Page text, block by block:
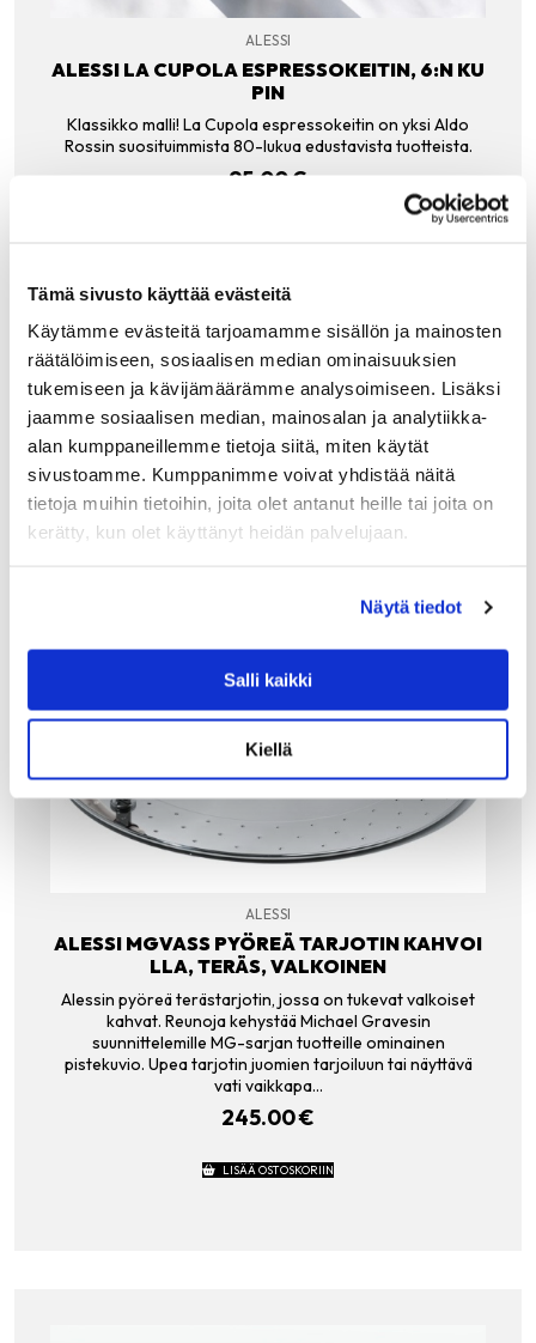
Tämä sivusto käyttää evästeitä
Käytämme evästeitä tarjoamamme sisällön ja mainosten
räätälöimiseen, sosiaalisen median ominaisuuksien
tukemiseen ja kävijämäärämme analysoimiseen. Lisäksi
jaamme sosiaalisen median, mainosalan ja analytiikka-
alan kumppaneillemme tietoja siitä, miten käytät
sivustoamme. Kumppanimme voivat yhdistää näitä
tietoja muihin tietoihin, joita olet antanut heille tai joita on
kerätty, kun olet käyttänyt heidän palvelujaan.
Näytä tiedot
Salli kaikki
Kiellä
ALESSI
ALESSI LA CUPOLA ESPRESSOKEITIN, 6:N KU
PIN
Klassikko malli! La Cupola espressokeitin on yksi Aldo
Rossin suosituimmista 80-lukua edustavista tuotteista.
95.00€
Tutustu myös
ALESSI
ALESSI MGVASS PYÖREÄ TARJOTIN KAHVOI
LLA, TERÄS, VALKOINEN
Alessin pyöreä terästarjotin, jossa on tukevat valkoiset
kahvat. Reunoja kehystää Michael Gravesin
suunnittelemille MG-sarjan tuotteille ominainen
pistekuvio. Upea tarjotin juomien tarjoiluun tai näyttävä
vati vaikkapa…
245.00€
LISÄÄ OSTOSKORIIN